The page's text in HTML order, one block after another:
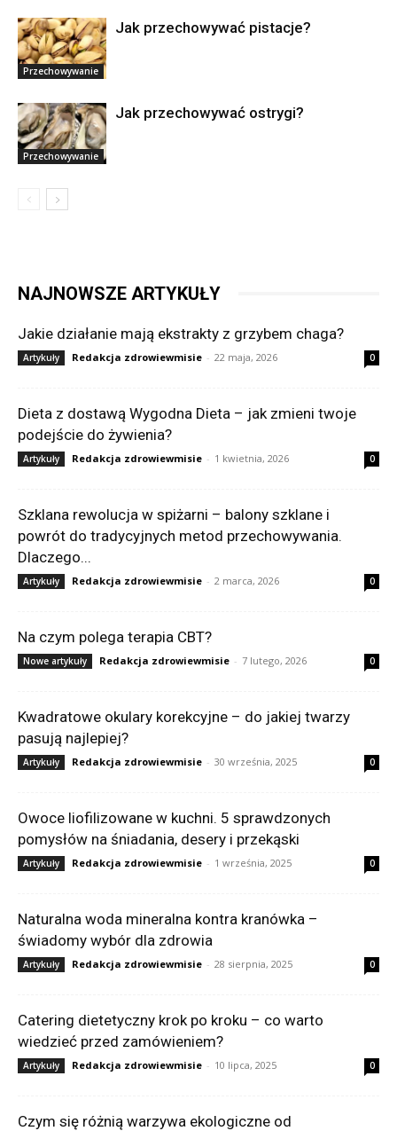
Przechowywanie
Jak przechowywać pistacje?
Przechowywanie
Jak przechowywać ostrygi?
NAJNOWSZE ARTYKUŁY
Jakie działanie mają ekstrakty z grzybem chaga?
Artykuły Redakcja zdrowiewmisie - 22 maja, 2026 0
Dieta z dostawą Wygodna Dieta – jak zmieni twoje
podejście do żywienia?
Artykuły Redakcja zdrowiewmisie - 1 kwietnia, 2026 0
Szklana rewolucja w spiżarni – balony szklane i
powrót do tradycyjnych metod przechowywania.
Dlaczego...
Artykuły Redakcja zdrowiewmisie - 2 marca, 2026 0
Na czym polega terapia CBT?
Nowe artykuły Redakcja zdrowiewmisie - 7 lutego, 2026 0
Kwadratowe okulary korekcyjne – do jakiej twarzy
pasują najlepiej?
Artykuły Redakcja zdrowiewmisie - 30 września, 2025 0
Owoce liofilizowane w kuchni. 5 sprawdzonych
pomysłów na śniadania, desery i przekąski
Artykuły Redakcja zdrowiewmisie - 1 września, 2025 0
Naturalna woda mineralna kontra kranówka –
świadomy wybór dla zdrowia
Artykuły Redakcja zdrowiewmisie - 28 sierpnia, 2025 0
Catering dietetyczny krok po kroku – co warto
wiedzieć przed zamówieniem?
Artykuły Redakcja zdrowiewmisie - 10 lipca, 2025 0
Czym się różnią warzywa ekologiczne od